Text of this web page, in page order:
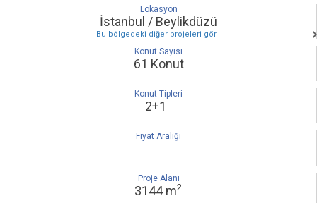
Lokasyon
İstanbul / Beylikdüzü
Bu bölgedeki diğer projeleri gör
Konut Sayısı
61 Konut
Konut Tipleri
2+1
Fiyat Aralığı
Proje Alanı
3144 m2